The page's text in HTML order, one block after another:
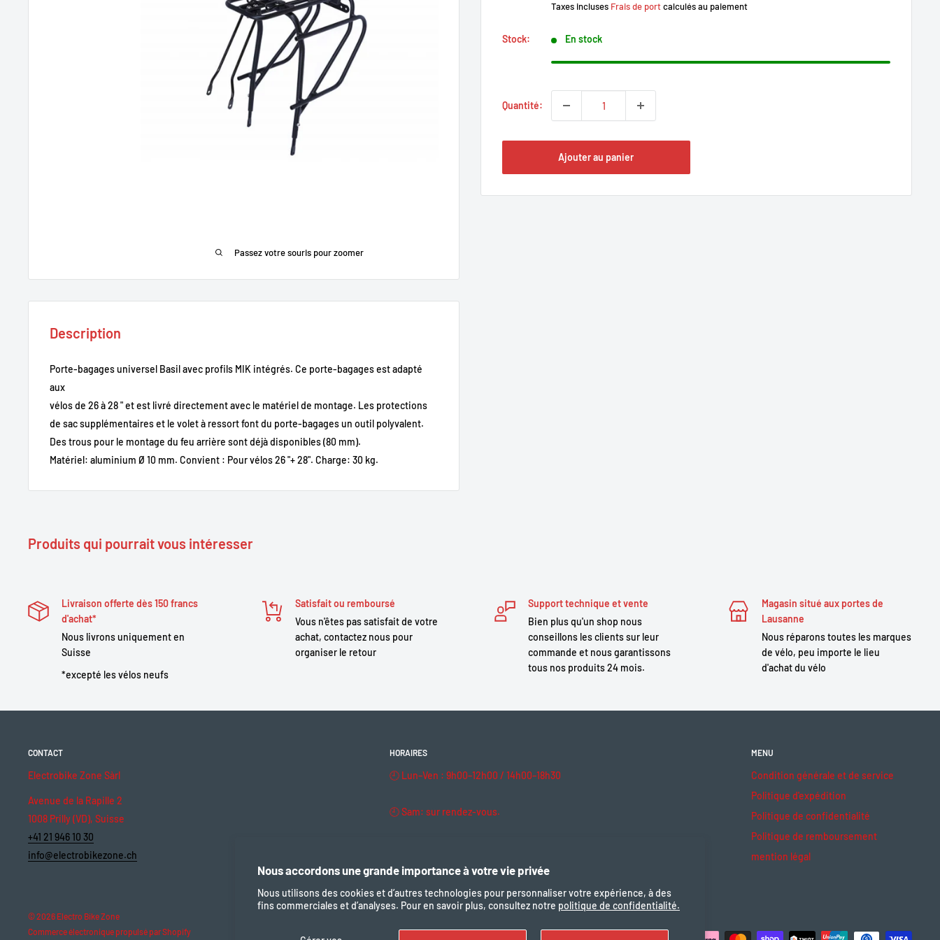
Nous accordons une grande importance à votre vie privée
Nous utilisons des cookies et d’autres technologies pour personnaliser votre expérience, à des
fins commerciales et d’analyses. Pour en savoir plus, consultez notre politique de confidentialité.
Passez votre souris pour zoomer
Taxes incluses Frais de portcalculés au paiement
Stock: En stock
Quantité:
Ajouter au panier
Description
Porte-bagages universel Basil avec profils MIK intégrés. Ce porte-bagages est adapté
aux
vélosde 26 à 28 "et est livré directement avec le matériel de montage. Les protections
de sac supplémentaires et le volet à ressort font du porte-bagages un outil polyvalent.
Des trous pour le montage du feu arrière sont déjà disponibles (80 mm).
Matériel: aluminium Ø 10 mm. Convient : Pour vélos 26 "+ 28". Charge: 30 kg.
Produits qui pourrait vous intéresser
Livraison offerte dès 150 francs
d'achat*
Nous livrons uniquement en
Suisse
*excepté les vélos neufs
Satisfait ou remboursé
Vous n'êtes pas satisfait de votre
achat, contactez nous pour
organiser le retour
Support technique et vente
Bien plus qu'un shop nous
conseillons les clients sur leur
commande et nous garantissons
tous nos produits 24 mois.
Magasin situé aux portes de
Lausanne
Nous réparons toutes les marques
de vélo, peu importe le lieu
d'achat du vélo
CONTACT
Electrobike Zone Sàrl
Avenue de la Rapille 2
1008 Prilly (VD), Suisse
+41 21 946 10 30
info@electrobikezone.ch
HORAIRES
🕘 Lun–Ven : 9h00–12h00 / 14h00–18h30
🕘 Sam: sur rendez-vous.
MENU
Condition générale et de service
Politique d'expédition
Politique de confidentialité
Politique de remboursement
mention légal
© 2026 Electro Bike Zone
Commerce électronique propulsé par Shopify